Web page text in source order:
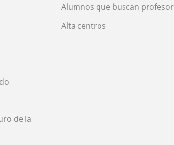
de la
Alumnos que buscan profesor
Alta centros